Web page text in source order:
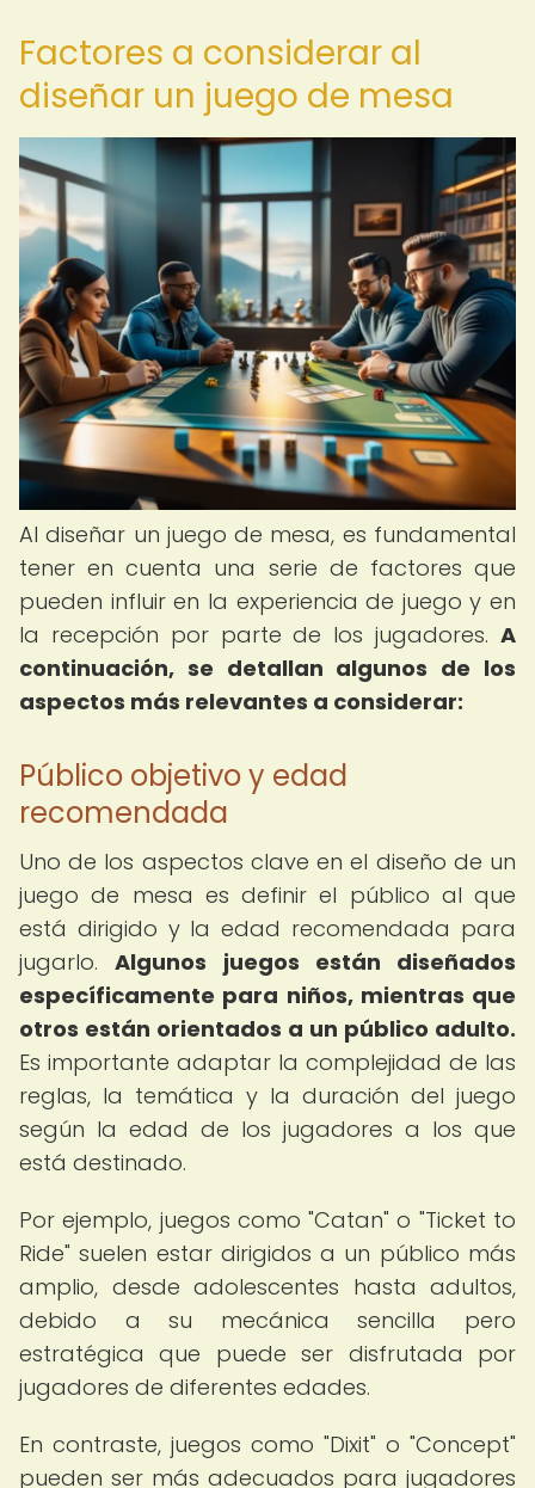
Factores a considerar al
diseñar un juego de mesa
Al diseñar un juego de mesa, es fundamental
tener en cuenta una serie de factores que
pueden influir en la experiencia de juego y en
la recepción por parte de los jugadores. A
continuación, se detallan algunos de los
aspectos más relevantes a considerar:
Público objetivo y edad
recomendada
Uno de los aspectos clave en el diseño de un
juego de mesa es definir el público al que
está dirigido y la edad recomendada para
jugarlo.Algunos juegos están diseñados
específicamente para niños, mientras que
otros están orientados a un público adulto.
Es importante adaptar la complejidad de las
reglas, la temática y la duración del juego
según la edad de los jugadores a los que
está destinado.
Por ejemplo, juegos como "Catan" o "Ticket to
Ride" suelen estar dirigidos a un público más
amplio, desde adolescentes hasta adultos,
debido a su mecánica sencilla pero
estratégica que puede ser disfrutada por
jugadores de diferentes edades.
En contraste, juegos como "Dixit" o "Concept"
pueden ser más adecuados para jugadores